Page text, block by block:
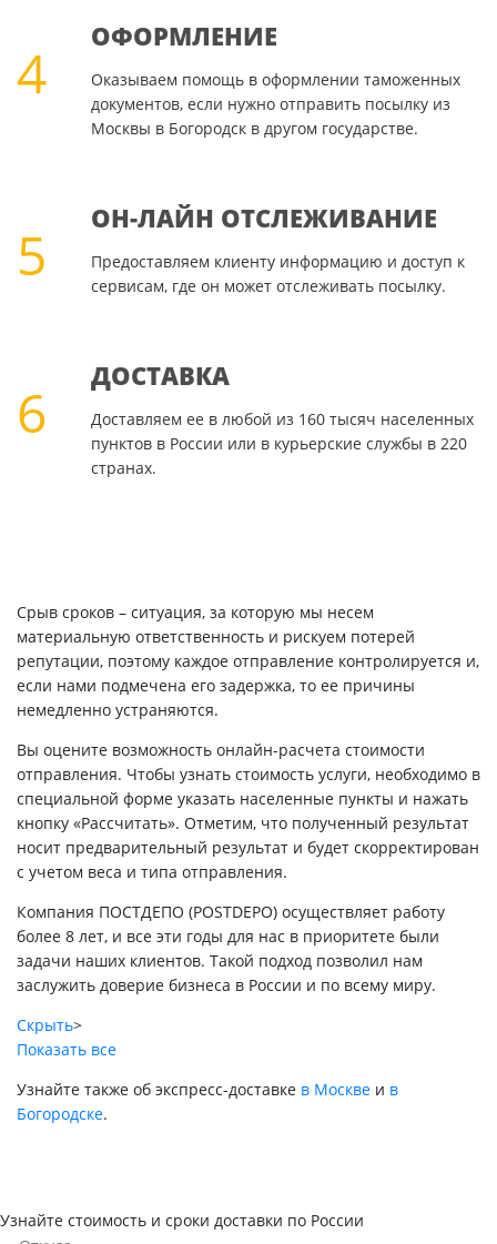
4
ОФОРМЛЕНИЕ
Оказываем помощь в оформлении таможенных
документов, если нужно отправить посылку из
Москвы в Богородск в другом государстве.
5
ОН-ЛАЙН ОТСЛЕЖИВАНИЕ
Предоставляем клиенту информацию и доступ к
сервисам, где он может отслеживать посылку.
6
ДОСТАВКА
Доставляем ее в любой из 160 тысяч населенных
пунктов в России или в курьерские службы в 220
странах.
Срыв сроков – ситуация, за которую мы несем
материальную ответственность и рискуем потерей
репутации, поэтому каждое отправление контролируется и,
если нами подмечена его задержка, то ее причины
немедленно устраняются.
Вы оцените возможность онлайн-расчета стоимости
отправления. Чтобы узнать стоимость услуги, необходимо в
специальной форме указать населенные пункты и нажать
кнопку «Рассчитать». Отметим, что полученный результат
носит предварительный результат и будет скорректирован
с учетом веса и типа отправления.
Компания ПОСТДЕПО (POSTDEPO) осуществляет работу
более 8 лет, и все эти годы для нас в приоритете были
задачи наших клиентов. Такой подход позволил нам
заслужить доверие бизнеса в России и по всему миру.
Скрыть>
Показать все
Узнайте также об экспресс-доставке в Москве и в
Богородске.
Узнайте стоимость и сроки доставки по России